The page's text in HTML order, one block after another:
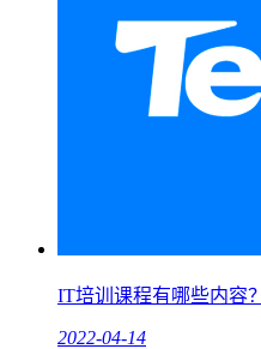
IT培训课程有哪些内容？
2022-04-14